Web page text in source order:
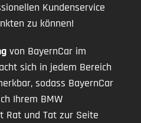
Kundenservice
zu können!
von BayernCar im
sich in jedem Bereich
sodass BayernCar
Ihrem BMW
Rat und Tat zur Seite